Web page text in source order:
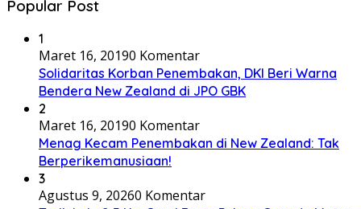
Popular Post
1
Maret 16, 20190 Komentar
Solidaritas Korban Penembakan, DKI Beri Warna
Bendera New Zealand di JPO GBK
2
Maret 16, 20190 Komentar
Menag Kecam Penembakan di New Zealand: Tak
Berperikemanusiaan!
3
Agustus 9, 20260 Komentar